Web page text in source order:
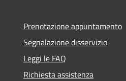
Prenotazione appuntamento
Segnalazione disservizio
Leggi le FAQ
Richiesta assistenza